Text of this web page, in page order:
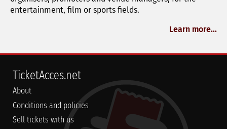
entertainment, film or sports fields.
Learn more...
TicketAcces.net
About
Conditions and policies
Sell tickets with us